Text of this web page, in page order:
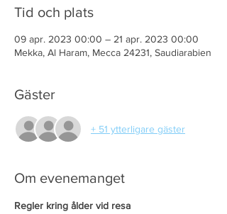
Tid och plats
09 apr. 2023 00:00 – 21 apr. 2023 00:00
Mekka, Al Haram, Mecca 24231, Saudiarabien
Gäster
+ 51 ytterligare gäster
Om evenemanget
Regler kring ålder vid resa